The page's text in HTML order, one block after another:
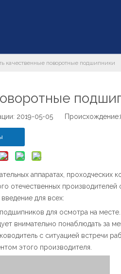
качественные поворотные подшипники
2019-05-05 Происхождение:
аппаратах, проходческих
отечественных
для всех:
для осмотра на
внимательно понаблюдать за
с ситуацией встречи
этого производителя.